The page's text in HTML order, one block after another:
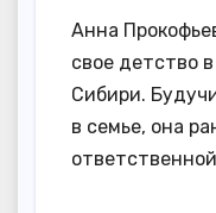
Анна
свое детство
Сибири.
в семье, она